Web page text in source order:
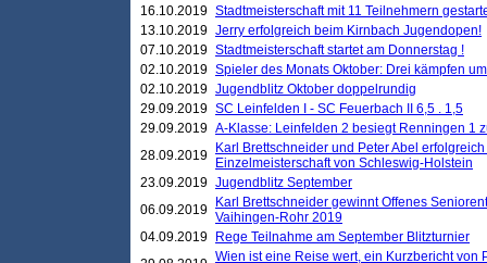
16.10.2019 Stadtmeisterschaft mit 11 Teilnehmern
13.10.2019 Jerry erfolgreich beim Kirnbach Jugendopen!
07.10.2019 Stadtmeisterschaft startet am Donnerstag !
02.10.2019 Spieler des Monats Oktober: Drei kämpfen
02.10.2019 Jugendblitz Oktober doppelrundig
29.09.2019 SC Leinfelden I - SC Feuerbach II 6,5 . 1,5
29.09.2019 A-Klasse: Leinfelden 2 besiegt Renningen 1
28.09.2019
Karl Brettschneider und Peter Abel
Einzelmeisterschaft von Schleswig-Holstein
23.09.2019 Jugendblitz September
06.09.2019
Karl Brettschneider gewinnt Offenes
Vaihingen-Rohr 2019
04.09.2019
Rege Teilnahme am September Blitzturnier
Wien ist eine Reise wert, ein Kurzbericht von